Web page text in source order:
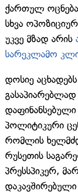
ქართულ
სხვა
უკვე მზად არის
სარეკლამო
დოსიე
გასაპიარებლად
პოლიტიკური
რომლის
რუსეთის
პრესსპიკერ,
დაკავშირებული